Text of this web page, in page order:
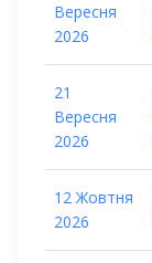
Вересня
2026
21
Вересня
2026
12 Жовтня
2026